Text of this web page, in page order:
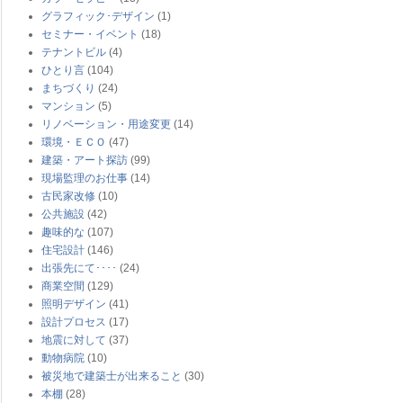
グラフィック･デザイン (1)
セミナー・イベント (18)
テナントビル (4)
ひとり言 (104)
まちづくり (24)
マンション (5)
リノベーション・用途変更 (14)
環境・ＥＣＯ (47)
建築・アート探訪 (99)
現場監理のお仕事 (14)
古民家改修 (10)
公共施設 (42)
趣味的な (107)
住宅設計 (146)
出張先にて････ (24)
商業空間 (129)
照明デザイン (41)
設計プロセス (17)
地震に対して (37)
動物病院 (10)
被災地で建築士が出来ること (30)
本棚 (28)